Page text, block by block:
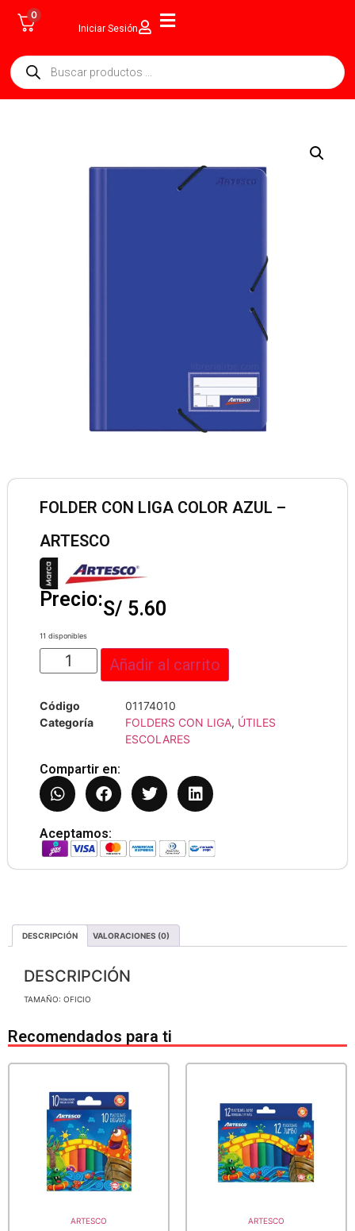
0
Iniciar Sesión
FOLDER CON LIGA COLOR AZUL –
ARTESCO
Precio:S/ 5.60
11 disponibles
Añadir al carrito
Código
01174010
Categoría
FOLDERS CON LIGA, ÚTILES
ESCOLARES
Compartir en:
Aceptamos:
DESCRIPCIÓN VALORACIONES (0)
DESCRIPCIÓN
TAMAÑO: OFICIO
Recomendados para ti
ARTESCO ARTESCO